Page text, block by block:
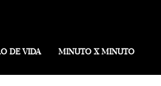
DE VIDA MINUTO X MINUTO